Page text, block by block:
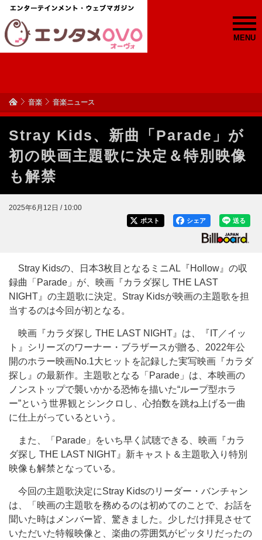
MENU
音楽 音楽ニュース
Stray Kids、新曲「Parade」が
初の映画主題歌に決定＆特別映像
も解禁
2025年6月12日 / 10:00
送る
シェア
ポスト
Stray Kidsの、日本3枚目となるミニAL『Hollow』の収
録曲「Parade」が、映画『カラダ探し THE LAST
NIGHT』の主題歌に決定。Stray Kidsが映画の主題歌を担
当するのは今回が初となる。
映画『カラダ探し THE LAST NIGHT』は、『IT／イッ
ト』シリーズのワーナー・ブラザースが贈る、2022年公
開のホラー映画No.1大ヒットを記録した実写映画『カラダ
探し』の最新作。主題歌となる「Parade」は、本映画の
ノンストップで襲いかかる恐怖を描いた“ループ型ホラ
ー”という世界観とシンクロし、心拍数を跳ね上げる一曲
に仕上がっているという。
また、「Parade」をいち早く試聴できる、映画『カラ
ダ探し THE LAST NIGHT』新キャスト＆主題歌入り特別
映像も解禁となっている。
今回の主題歌決定にStray Kidsのリーダー・バンチャン
は、「映画の主題歌を務めるのは初めてのことで、お話を
聞いた時はメンバー皆、驚きました。少しだけ拝見させて
いただいた特報映像と、楽曲の雰囲気がピッタリだったの